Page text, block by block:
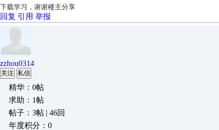
下载学习，谢谢楼主分享
回复 引用 举报
zzhou0314
关注 私信
精华：0帖
求助：1帖
帖子：3帖 | 46回
年度积分：0